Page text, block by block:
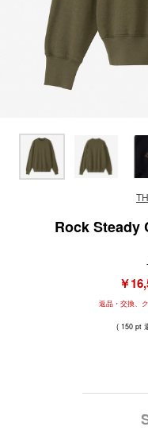
Rock Steady
￥
返品・交換、
( 150 pt